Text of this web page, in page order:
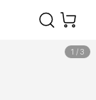
1 / 3